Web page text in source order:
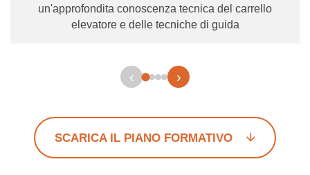
un'approfondita conoscenza tecnica del carrello
elevatore e delle tecniche di guida
‹ ›
SCARICA IL PIANO FORMATIVO